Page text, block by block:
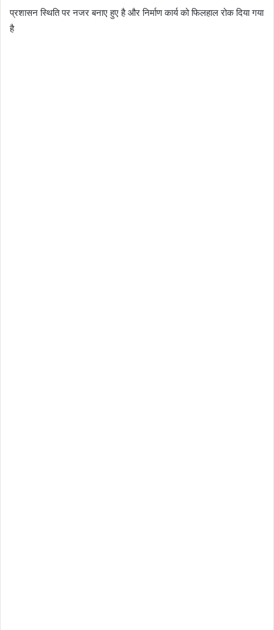
प्रशासन स्थिति पर नजर बनाए हुए है और निर्माण कार्य को फिलहाल रोक दिया गया
है